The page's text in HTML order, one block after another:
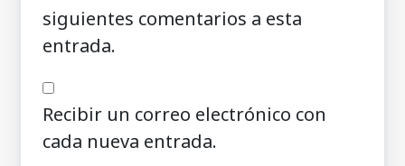
siguientes comentarios a esta
entrada.
Recibir un correo electrónico con
cada nueva entrada.